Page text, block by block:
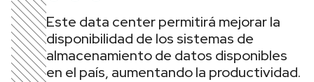
Este data center permitirá mejorar la
disponibilidad de los sistemas de
almacenamiento de datos disponibles
en el país, aumentando la productividad.